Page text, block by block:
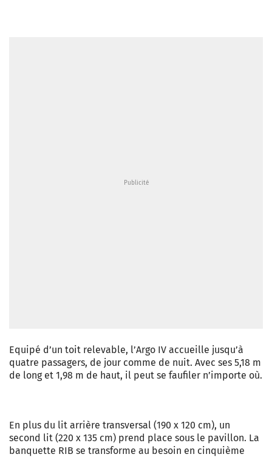
Equipé d’un toit relevable, l’Argo IV accueille jusqu’à
quatre passagers, de jour comme de nuit. Avec ses 5,18 m
de long et 1,98 m de haut, il peut se faufiler n’importe où.
En plus du lit arrière transversal (190 x 120 cm), un
second lit (220 x 135 cm) prend place sous le pavillon. La
banquette RIB se transforme au besoin en cinquième